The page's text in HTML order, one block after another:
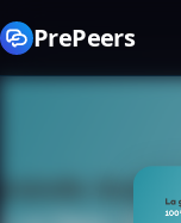
PrePeers